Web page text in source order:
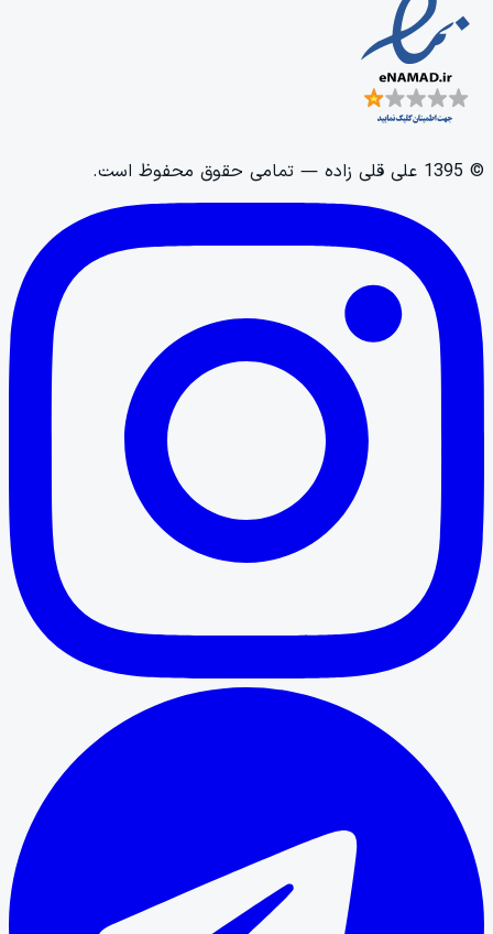
©
1395 علی قلی زاده — تمامی حقوق محفوظ است.